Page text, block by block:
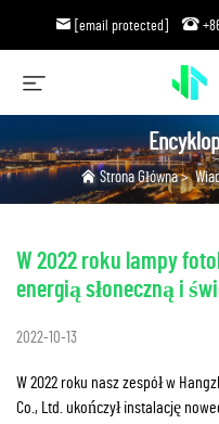
[email protected]
Strona Główna>
W 2022 roku lampy
energią słoneczną i
2022-10-13
W 2022 roku nasz zespół w
Co., Ltd. ukończył instalację